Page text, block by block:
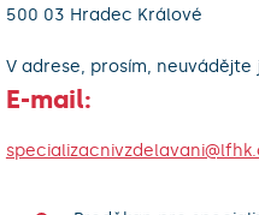
500 03 Hradec Králové
V adrese, prosím,
E-mail: